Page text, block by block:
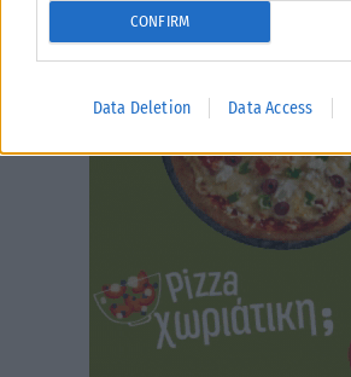
CONFIRM
Data Deletion Data Access